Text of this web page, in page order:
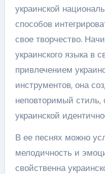
украинской
способов
свое творчество.
украинского языка в
привлечением
инструментов, она
неповторимый стиль,
украинской
В ее песнях можно
мелодичность и
свойственна